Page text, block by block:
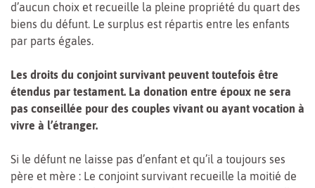
d’aucun choix et recueille la pleine propriété du quart des
biens du défunt. Le surplus est répartis entre les enfants
par parts égales.
Les droits du conjoint survivant peuvent toutefois être
étendus par testament. La donation entre époux ne sera
pas conseillée pour des couples vivant ou ayant vocation à
vivre à l’étranger.
Si le défunt ne laisse pas d’enfant et qu’il a toujours ses
père et mère : Le conjoint survivant recueille la moitié de